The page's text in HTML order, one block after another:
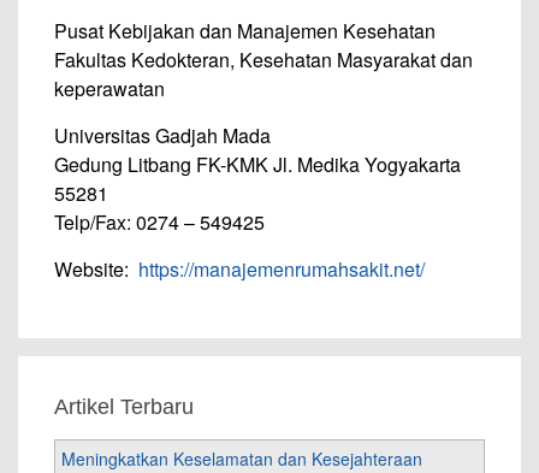
Pusat Kebijakan dan Manajemen Kesehatan
Fakultas Kedokteran, Kesehatan Masyarakat dan
keperawatan
Universitas Gadjah Mada
Gedung Litbang FK-KMK Jl. Medika Yogyakarta
55281
Telp/Fax: 0274 – 549425
Website: https://manajemenrumahsakit.net/
Artikel Terbaru
Meningkatkan Keselamatan dan Kesejahteraan